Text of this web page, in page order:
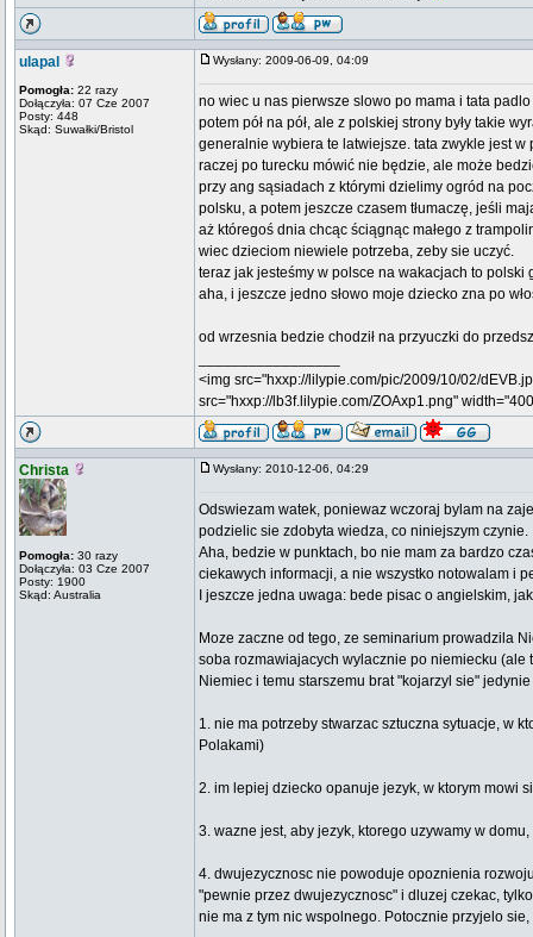
ulapal
Pomogła: 22 razy
Dołączyła: 07 Cze 2007
Posty: 448
Skąd: Suwałki/Bristol
Wysłany: 2009-06-09, 04:09
no wiec u nas pierwsze slowo po mama i tata
potem pół na pół, ale z polskiej strony były takie
generalnie wybiera te latwiejsze. tata zwykle jest w
raczej po turecku mówić nie będzie, ale może
przy ang sąsiadach z którymi dzielimy ogród na
polsku, a potem jeszcze czasem tłumaczę, jeśli
aż któregoś dnia chcąc ściągnąc małego z
wiec dzieciom niewiele potrzeba, zeby sie uczyć.
teraz jak jesteśmy w polsce na wakacjach to polski
aha, i jeszcze jedno słowo moje dziecko zna po
od wrzesnia bedzie chodził na przyuczki do
<img src="hxxp://lilypie.com/pic/2009/10/02/
src="hxxp://lb3f.lilypie.com/ZOAxp1.png"
Christa
Pomogła: 30 razy
Dołączyła: 03 Cze 2007
Posty: 1900
Skąd: Australia
Wysłany: 2010-12-06, 04:29
Odswiezam watek, poniewaz wczoraj bylam na
podzielic sie zdobyta wiedza, co niniejszym czynie.
Aha, bedzie w punktach, bo nie mam za bardzo
ciekawych informacji, a nie wszystko notowalam i
I jeszcze jedna uwaga: bede pisac o angielskim,
Moze zaczne od tego, ze seminarium prowadzila
soba rozmawiajacych wylacznie po niemiecku
Niemiec i temu starszemu brat "kojarzyl sie"
1. nie ma potrzeby stwarzac sztuczna sytuacje, w
Polakami)
2. im lepiej dziecko opanuje jezyk, w ktorym mowi
3. wazne jest, aby jezyk, ktorego uzywamy w
4. dwujezycznosc nie powoduje opoznienia
"pewnie przez dwujezycznosc" i dluzej czekac,
nie ma z tym nic wspolnego. Potocznie przyjelo